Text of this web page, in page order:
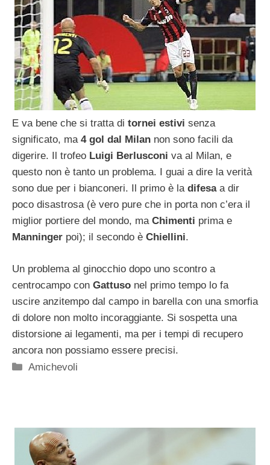
E va bene che si tratta di tornei estivi senza
significato, ma 4 gol dal Milan non sono facili da
digerire. Il trofeo Luigi Berlusconi va al Milan, e
questo non è tanto un problema. I guai a dire la verità
sono due per i bianconeri. Il primo è la difesa a dir
poco disastrosa (è vero pure che in porta non c’era il
miglior portiere del mondo, ma Chimenti prima e
Manninger poi); il secondo è Chiellini.
Un problema al ginocchio dopo uno scontro a
centrocampo con Gattuso nel primo tempo lo fa
uscire anzitempo dal campo in barella con una smorfia
di dolore non molto incoraggiante. Si sospetta una
distorsione ai legamenti, ma per i tempi di recupero
ancora non possiamo essere precisi.
Categorie
Amichevoli